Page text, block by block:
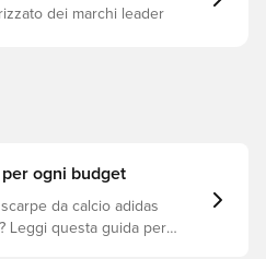
Borsa per scarpe inclusa
dei marchi leader
ogni budget
da calcio adidas
Leggi questa guida per